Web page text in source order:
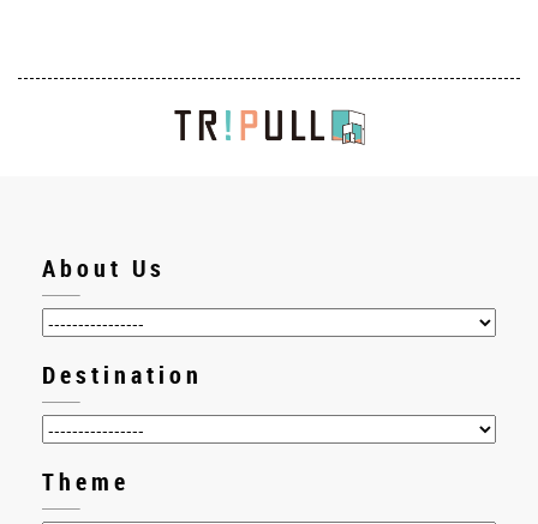
About Us
Destination
Theme